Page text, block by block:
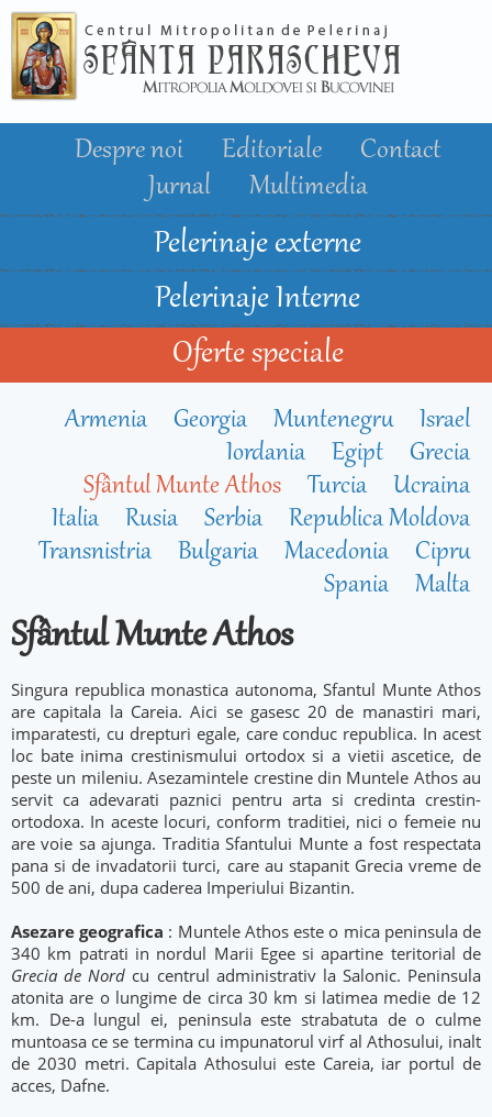
conţinutul
principal
Despre noi Editoriale
Contact
Jurnal
Multimedia
Pelerinaje externe
Pelerinaje Interne
Oferte speciale
Armenia Georgia Muntenegru
Israel
Iordania
Egipt
Grecia
Sfântul Munte Athos
Turcia
Ucraina
Italia
Rusia Serbia
Republica Moldova
Transnistria
Bulgaria Macedonia
Cipru
Spania
Malta
Sfântul Munte Athos
Singura republica monastica autonoma, Sfantul Munte Athos
are capitala la Careia. Aici se gasesc 20 de manastiri mari,
imparatesti, cu drepturi egale, care conduc republica. In acest
loc bate inima crestinismului ortodox si a vietii ascetice, de
peste un mileniu. Asezamintele crestine din Muntele Athos au
servit ca adevarati paznici pentru arta si credinta crestin-
ortodoxa. In aceste locuri, conform traditiei, nici o femeie nu
are voie sa ajunga. Traditia Sfantului Munte a fost respectata
pana si de invadatorii turci, care au stapanit Grecia vreme de
500 de ani, dupa caderea Imperiului Bizantin.
Asezare geografica : Muntele Athos este o mica peninsula de
340 km patrati in nordul Marii Egee si apartine teritorial de
Grecia de Nord cu centrul administrativ la Salonic. Peninsula
atonita are o lungime de circa 30 km si latimea medie de 12
km. De-a lungul ei, peninsula este strabatuta de o culme
muntoasa ce se termina cu impunatorul virf al Athosului, inalt
de 2030 metri. Capitala Athosului este Careia, iar portul de
acces, Dafne.